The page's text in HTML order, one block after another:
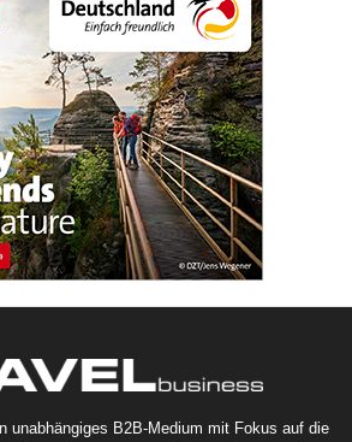
unabhängiges B2B-Medium mit Fokus auf die